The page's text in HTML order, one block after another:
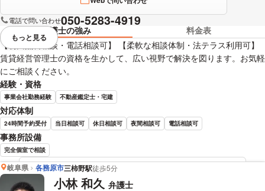
電話で問い合わせ050-5283-4919
弁護士の強み
料金表
【初回無料相談・電話相談可】 【柔軟な相談体制・法テラス利用可】
賃貸経営管理士の資格を生かして、広い視野で解決を図ります。お気軽
にご相談ください。
経験・資格
事業会社勤務経験 不動産鑑定士・宅建
対応体制
24時間予約受付 当日相談可 休日相談可 夜間相談可 電話相談可
事務所設備
完全個室で相談
坂井田 吉史 弁護士の詳細情報を見る
視覚的に省略されている要素を
もっと見る
岐阜県 各務原市三柿野駅徒歩5分
小林 和久 弁護士